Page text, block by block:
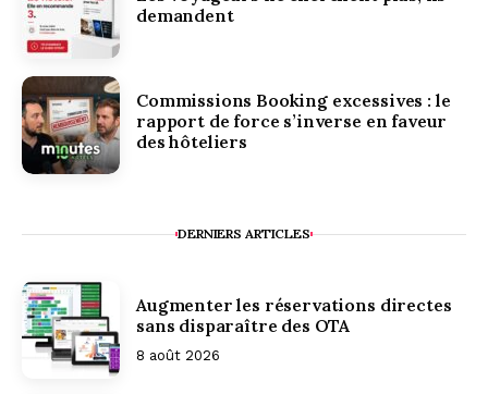
demandent
Commissions Booking excessives : le
rapport de force s’inverse en faveur
des hôteliers
DERNIERS ARTICLES
Augmenter les réservations directes
sans disparaître des OTA
8 août 2026